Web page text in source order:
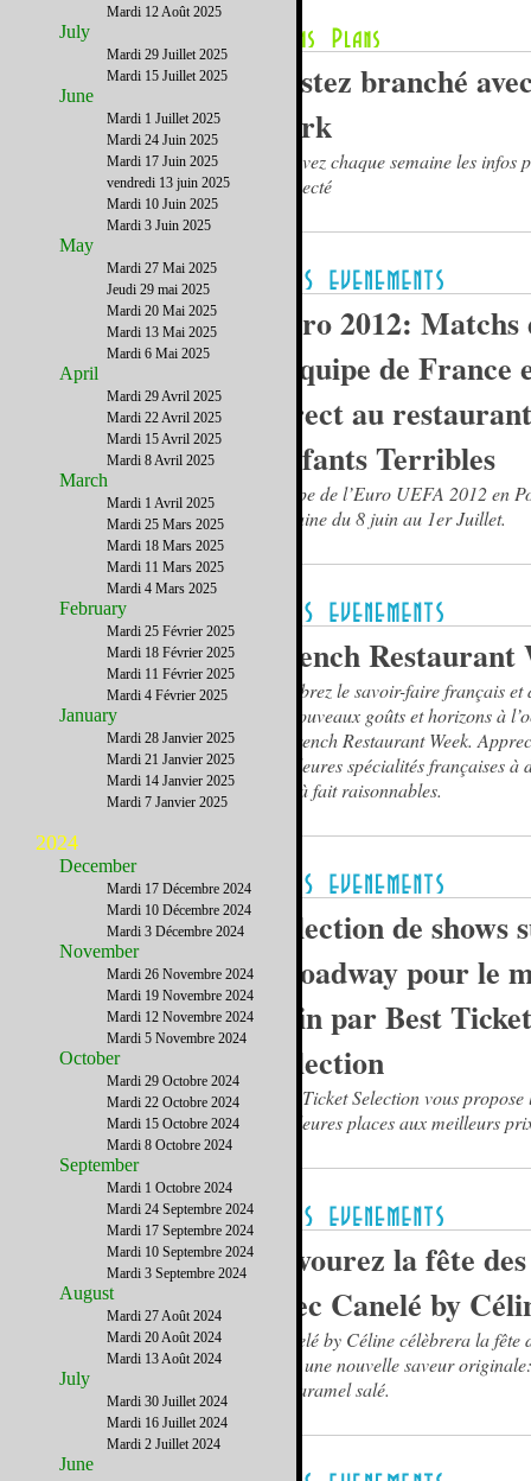
Restez branché
York
Recevez chaque semaine les infos
connecté
Euro 2012: Matchs
l’équipe de France
direct au
Enfants Terribles
Coupe de l’Euro UEFA 2012 en
Ukraine du 8 juin au 1er Juillet.
French Restaurant
Célébrez le savoir-faire français et
de nouveaux goûts et horizons à
la French Restaurant Week.
meilleures spécialités françaises à
tout à fait raisonnables.
Sélection de shows
Broadway pour le
Juin par Best Ticket
Selection
Best Ticket Selection vous propose
meilleures places aux meilleurs
Savourez la fête
avec Canelé by
Canelé by Céline célèbrera la fête
avec une nouvelle saveur
au caramel salé.
Mardi 12 Août 2025
July
Mardi 29 Juillet 2025
Mardi 15 Juillet 2025
June
Mardi 1 Juillet 2025
Mardi 24 Juin 2025
Mardi 17 Juin 2025
vendredi 13 juin 2025
Mardi 10 Juin 2025
Mardi 3 Juin 2025
May
Mardi 27 Mai 2025
Jeudi 29 mai 2025
Mardi 20 Mai 2025
Mardi 13 Mai 2025
Mardi 6 Mai 2025
April
Mardi 29 Avril 2025
Mardi 22 Avril 2025
Mardi 15 Avril 2025
Mardi 8 Avril 2025
March
Mardi 1 Avril 2025
Mardi 25 Mars 2025
Mardi 18 Mars 2025
Mardi 11 Mars 2025
Mardi 4 Mars 2025
February
Mardi 25 Février 2025
Mardi 18 Février 2025
Mardi 11 Février 2025
Mardi 4 Février 2025
January
Mardi 28 Janvier 2025
Mardi 21 Janvier 2025
Mardi 14 Janvier 2025
Mardi 7 Janvier 2025
2024
December
Mardi 17 Décembre 2024
Mardi 10 Décembre 2024
Mardi 3 Décembre 2024
November
Mardi 26 Novembre 2024
Mardi 19 Novembre 2024
Mardi 12 Novembre 2024
Mardi 5 Novembre 2024
October
Mardi 29 Octobre 2024
Mardi 22 Octobre 2024
Mardi 15 Octobre 2024
Mardi 8 Octobre 2024
September
Mardi 1 Octobre 2024
Mardi 24 Septembre 2024
Mardi 17 Septembre 2024
Mardi 10 Septembre 2024
Mardi 3 Septembre 2024
August
Mardi 27 Août 2024
Mardi 20 Août 2024
Mardi 13 Août 2024
July
Mardi 30 Juillet 2024
Mardi 16 Juillet 2024
Mardi 2 Juillet 2024
June